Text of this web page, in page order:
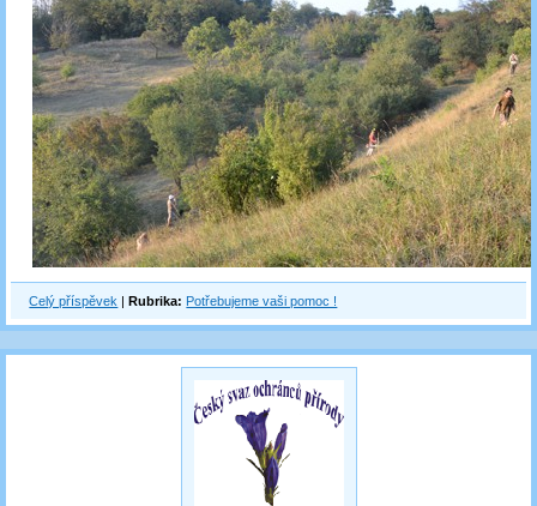
Celý příspěvek |Rubrika: Potřebujeme vaši pomoc !